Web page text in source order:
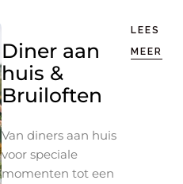
Diner aan
huis &
Bruiloften
Van diners aan huis
voor speciale
momenten tot een
LEES
MEER